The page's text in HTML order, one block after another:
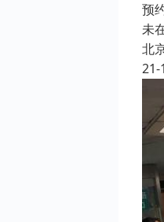
预
未
北
21-